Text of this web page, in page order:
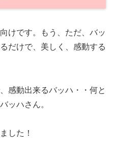
けです。もう、ただ、バッ
だけで、美しく、感動する
感動出来るバッハ・・何と
ッハさん。
した！